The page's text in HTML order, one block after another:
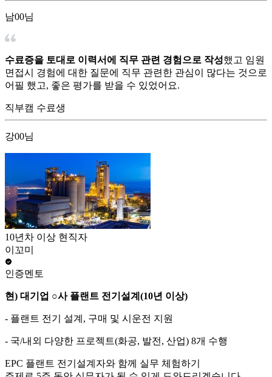
남00님
수료증을 토대로 이력서에 직무 관련 경험으로 작성했고 임원
면접시 경험에 대한 질문에 직무 관련한 관심이 많다는 것으로
어필 했고, 좋은 평가를 받을 수 있었어요.
직부캠 수료생
강00님
10년차 이상 현직자
이꼬미
인증멘토
현) 대기업 ○사 플랜트 전기설계(10년 이상)
- 플랜트 전기 설계, 구매 및 시운전 지원
- 국/내외 다양한 프로젝트(화공, 발전, 산업) 8개 수행
EPC 플랜트 전기설계자와 함께 실무 체험하기